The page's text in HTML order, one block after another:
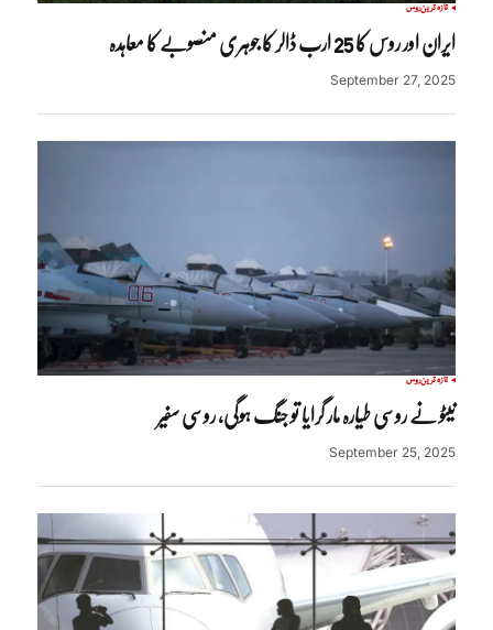
تازہ ترینروس
ایران اور روس کا 25 ارب ڈالر کا جوہری منصوبے کا معاہدہ
September 27, 2025
تازہ ترینروس
نیٹو نے روسی طیارہ مار گرایا تو جنگ ہوگی، روسی سفیر
September 25, 2025